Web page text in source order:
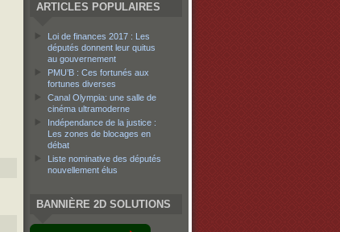
ARTICLES POPULAIRES
Loi de finances 2017 : Les
députés donnent leur quitus
au gouvernement
PMU’B : Ces fortunés aux
fortunes diverses
Canal Olympia: une salle de
cinéma ultramoderne
Indépendance de la justice :
Les zones de blocages en
débat
Liste nominative des députés
nouvellement élus
BANNIÈRE 2D SOLUTIONS